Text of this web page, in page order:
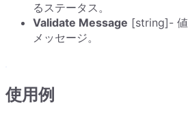
るステータス。
Validate Message [string]- 値
メッセージ。
使用例